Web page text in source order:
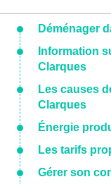
Déménager
Information
Clarques
Les causes
Clarques
Énergie
Les tarifs
Gérer son